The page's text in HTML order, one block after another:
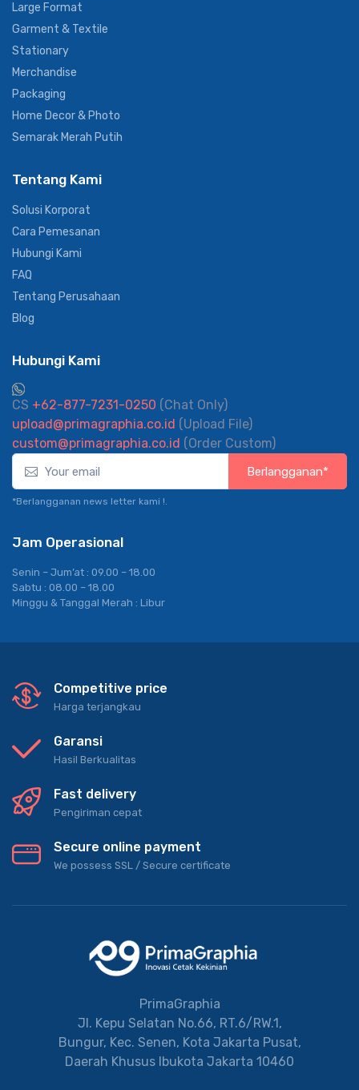
Large Format
Garment & Textile
Stationary
Merchandise
Packaging
Home Decor & Photo
Semarak Merah Putih
Tentang Kami
Solusi Korporat
Cara Pemesanan
Hubungi Kami
FAQ
Tentang Perusahaan
Blog
Hubungi Kami
CS +62-877-7231-0250 (Chat Only)
upload@primagraphia.co.id (Upload File)
custom@primagraphia.co.id (Order Custom)
Berlangganan*
*Berlangganan news letter kami !.
Jam Operasional
Senin – Jum’at : 09.00 – 18.00
Sabtu : 08.00 – 18.00
Minggu & Tanggal Merah : Libur
Competitive price
Harga terjangkau
Garansi
Hasil Berkualitas
Fast delivery
Pengiriman cepat
Secure online payment
We possess SSL / Secure сertificate
PrimaGraphia
Jl. Kepu Selatan No.66, RT.6/RW.1,
Bungur, Kec. Senen, Kota Jakarta Pusat,
Daerah Khusus Ibukota Jakarta 10460